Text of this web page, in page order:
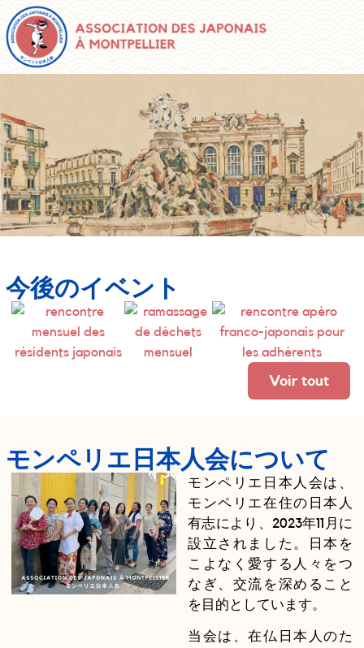
今後のイベント
Voir tout
モンペリエ日本人会について
モンペリエ日本人会は、
モンペリエ在住の日本人
有志により、2023年11月に
設立されました。日本を
こよなく愛する人々をつ
なぎ、交流を深めること
を目的としています。
当会は、在仏日本人のた